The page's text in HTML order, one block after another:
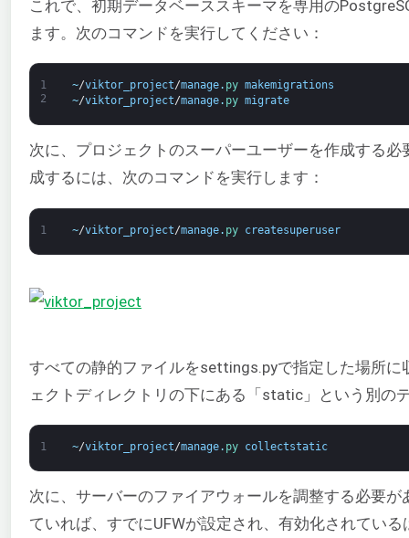
これで、初期データベーススキーマを専用の
ます。次のコマンドを実行してください：
1
2
~/viktor_project/manage. py makemigrations
~/viktor_project/manage. py migrate
次に、プロジェクトのスーパーユーザーを作成する
成するには、次のコマンドを実行します：
1 ~/viktor_project/manage. py createsuperuser
すべての静的ファイルをsettings.pyで指定した場所
ェクトディレクトリの下にある「static」という別の
1 ~/viktor_project/manage. py collectstatic
次に、サーバーのファイアウォールを調整する必要
ていれば、すでにUFWが設定され、有効化されてい